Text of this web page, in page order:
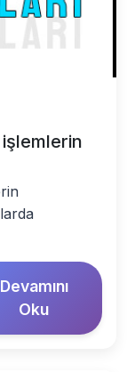
Devamını
Oku